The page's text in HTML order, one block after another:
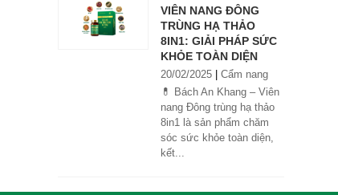
Sản phẩm được sản xuất
tại nhà máy đạt chuẩn
GMP, sử dụng công nghệ
cao khô đậm đặc gấp 10
lần, giúp hấp thu nhanh và
hiệu quả hơn.
VIÊN NANG ĐÔNG
TRÙNG HẠ THẢO
8IN1: GIẢI PHÁP SỨC
KHỎE TOÀN DIỆN
20/02/2025
Cẩm nang
💊 Bách An Khang – Viên
nang Đông trùng hạ thảo
8in1 là sản phẩm chăm
sóc sức khỏe toàn diện,
kết...